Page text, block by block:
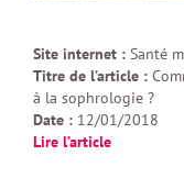
Site internet : Santé
Titre de l’article :
à la sophrologie ?
Date : 12/01/2018
Lire l’article